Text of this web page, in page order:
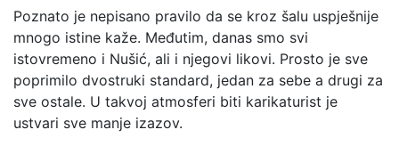
Poznato je nepisano pravilo da se kroz šalu uspješnije
mnogo istine kaže. Međutim, danas smo svi
istovremeno i Nušić, ali i njegovi likovi. Prosto je sve
poprimilo dvostruki standard, jedan za sebe a drugi za
sve ostale. U takvoj atmosferi biti karikaturist je
ustvari sve manje izazov.